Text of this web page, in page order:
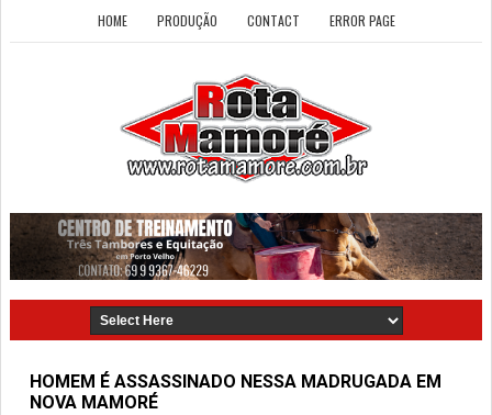
HOME PRODUÇÃO CONTACT ERROR PAGE
HOMEM É ASSASSINADO NESSA MADRUGADA EM
NOVA MAMORÉ